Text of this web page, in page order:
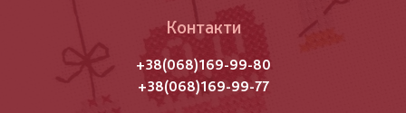
Контакти
+38(068)169-99-80
+38(068)169-99-77